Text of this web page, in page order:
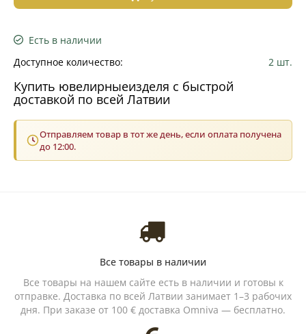
Есть в наличии
Доступное количество:
2 шт.
Купить ювелирныеизделя с быстрой
доставкой по всей Латвии
Отправляем товар в тот же день, если оплата получена
до 12:00.
Все товары в наличии
Все товары на нашем сайте есть в наличии и готовы к
отправке. Доставка по всей Латвии занимает 1–3 рабочих
дня. При заказе от 100 € доставка Omniva — бесплатно.